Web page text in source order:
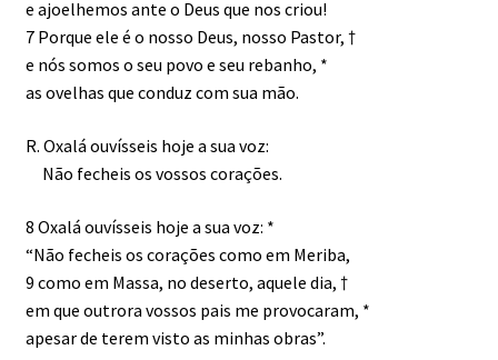
e ajoelhemos ante o Deus que nos criou!
7 Porque ele é o nosso Deus, nosso Pastor, †
e nós somos o seu povo e seu rebanho, *
as ovelhas que conduz com sua mão.
R. Oxalá ouvísseis hoje a sua voz:
Não fecheis os vossos corações.
8 Oxalá ouvísseis hoje a sua voz: *
“Não fecheis os corações como em Meriba,
9 como em Massa, no deserto, aquele dia, †
em que outrora vossos pais me provocaram, *
apesar de terem visto as minhas obras”.